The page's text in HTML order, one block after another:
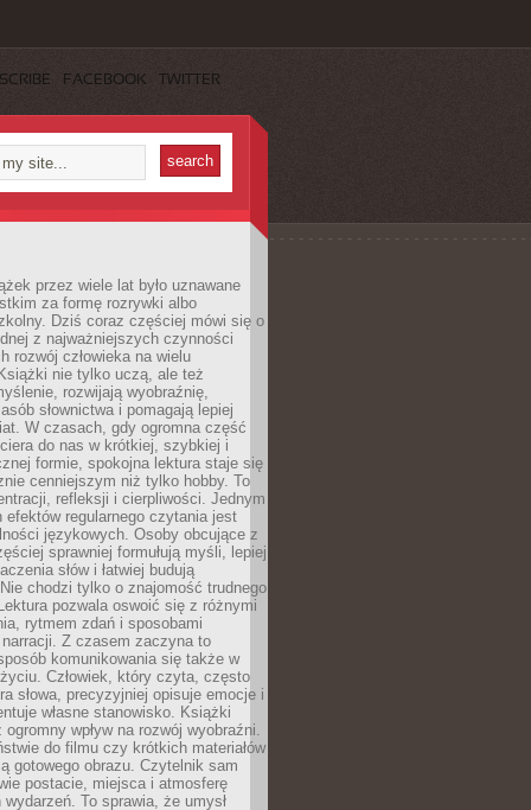
FACEBOOK TWITTER
przez wiele lat było uznawane
za formę rozrywki albo
Dziś coraz częściej mówi się o
z najważniejszych czynności
rozwój człowieka na wielu
nie tylko uczą, ale też
rozwijają wyobraźnię,
słownictwa i pomagają lepiej
W czasach, gdy ogromna część
do nas w krótkiej, szybkiej i
formie, spokojna lektura staje się
cenniejszym niż tylko hobby. To
refleksji i cierpliwości. Jednym
efektów regularnego czytania jest
językowych. Osoby obcujące z
sprawniej formułują myśli, lepiej
słów i łatwiej budują
chodzi tylko o znajomość trudnego
pozwala oswoić się z różnymi
rytmem zdań i sposobami
narracji. Z czasem zaczyna to
komunikowania się także w
Człowiek, który czyta, często
słowa, precyzyjniej opisuje emocje i
własne stanowisko. Książki
ogromny wpływ na rozwój wyobraźni.
do filmu czy krótkich materiałów
gotowego obrazu. Czytelnik sam
postacie, miejsca i atmosferę
To sprawia, że umysł